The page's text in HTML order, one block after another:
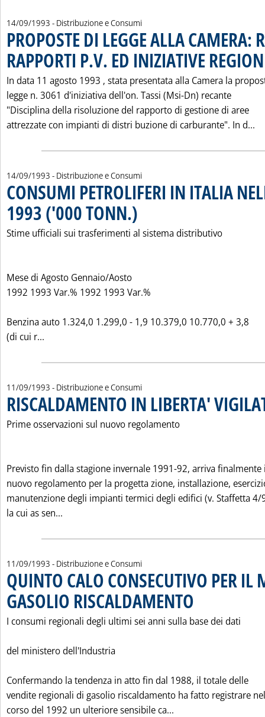
14/09/1993 - Distribuzione e Consumi
PROPOSTE DI LEGGE ALLA CAMERA:
RAPPORTI P.V. ED INIZIATIVE
In data 11 agosto 1993 ‚ stata presentata alla Camera la
legge n. 3061 d'iniziativa dell'on. Tassi (Msi-Dn) recante
"Disciplina della risoluzione del rapporto di gestione di aree
attrezzate con impianti di distri buzione di carburante". In d...
14/09/1993 - Distribuzione e Consumi
CONSUMI PETROLIFERI IN ITALIA
1993 ('000 TONN.)
Stime ufficiali sui trasferimenti al sistema distributivo
Mese di Agosto Gennaio/Aosto
1992 1993 Var.% 1992 1993 Var.%
Benzina auto 1.324,0 1.299,0 - 1,9 10.379,0 10.770,0 + 3,8
(di cui r...
11/09/1993 - Distribuzione e Consumi
RISCALDAMENTO IN LIBERTA'
Prime osservazioni sul nuovo regolamento
Previsto fin dalla stagione invernale 1991-92, arriva finalmente
nuovo regolamento per la progetta zione, installazione,
manutenzione degli impianti termici degli edifici (v. Staffetta 4/
la cui as sen...
11/09/1993 - Distribuzione e Consumi
QUINTO CALO CONSECUTIVO PER IL
GASOLIO RISCALDAMENTO
I consumi regionali degli ultimi sei anni sulla base dei dati
del ministero dell'Industria
Confermando la tendenza in atto fin dal 1988, il totale delle
vendite regionali di gasolio riscaldamento ha fatto registrare nel
corso del 1992 un ulteriore sensibile ca...